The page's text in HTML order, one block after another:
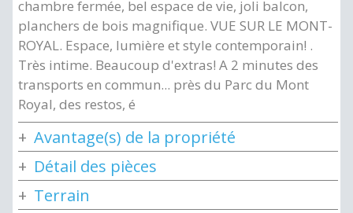
chambre fermée, bel espace de vie, joli balcon,
planchers de bois magnifique. VUE SUR LE MONT-
ROYAL. Espace, lumière et style contemporain! .
Très intime. Beaucoup d'extras! A 2 minutes des
transports en commun... près du Parc du Mont
Royal, des restos, é
Avantage(s) de la propriété
Détail des pièces
Terrain